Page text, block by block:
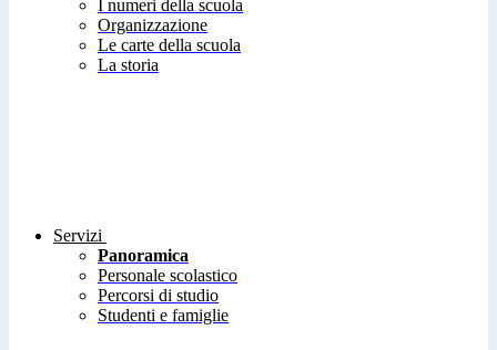
I numeri della scuola
Organizzazione
Le carte della scuola
La storia
Servizi
Panoramica
Personale scolastico
Percorsi di studio
Studenti e famiglie